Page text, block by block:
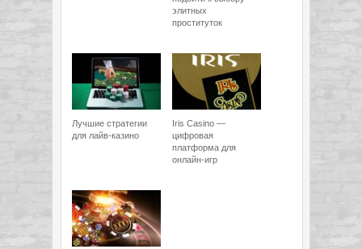
элитных
проституток
Лучшие стратегии
для лайв-казино
Iris Casino —
цифровая
платформа для
онлайн-игр